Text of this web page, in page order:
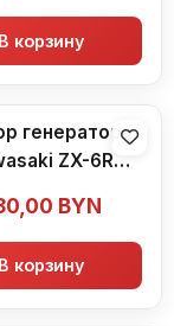
В корзину
генератора
ZX-6R
BYN
В корзину